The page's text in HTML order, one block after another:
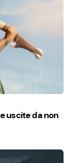
uscite da non